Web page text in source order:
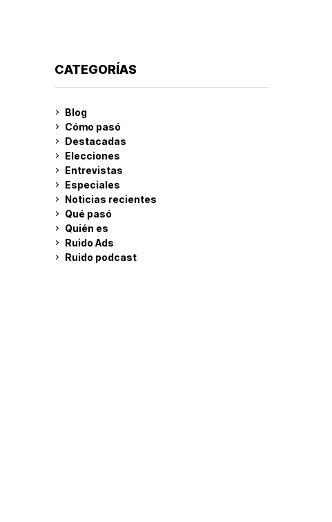
CATEGORÍAS
Blog
Cómo pasó
Destacadas
Elecciones
Entrevistas
Especiales
Noticias recientes
Qué pasó
Quién es
Ruido Ads
Ruido podcast